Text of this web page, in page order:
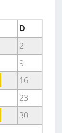
D
2
9
16
23
30